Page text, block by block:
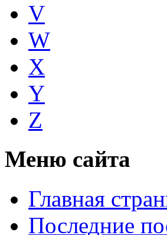
V
W
X
Y
Z
Меню сайта
Главная
Последние